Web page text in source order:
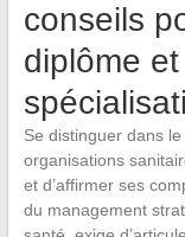
conseils
diplôme
Se distinguer dans
organisations
et d’affirmer ses
du management